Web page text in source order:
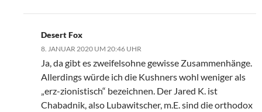
Desert Fox
8. JANUAR 2020 UM 20:46 UHR
Ja, da gibt es zweifelsohne gewisse Zusammenhänge.
Allerdings würde ich die Kushners wohl weniger als
„erz-zionistisch“ bezeichnen. Der Jared K. ist
Chabadnik, also Lubawitscher, m.E. sind die orthodox